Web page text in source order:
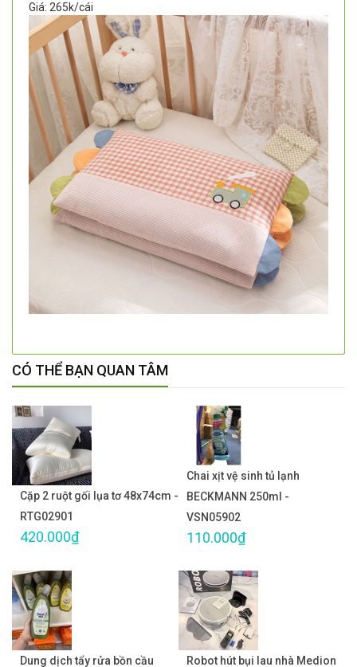
Giá: 265k/cái
CÓ THỂ BẠN QUAN TÂM
Cặp 2 ruột gối lụa tơ 48x74cm -
RTG02901
420.000₫
Chai xịt vệ sinh tủ lạnh
BECKMANN 250ml -
VSN05902
110.000₫
Dung dịch tẩy rửa bồn cầu Robot hút bụi lau nhà Medion